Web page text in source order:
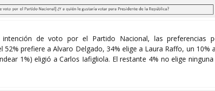
de voto por el Partido Nacional, las preferencias
prefiere a Alvaro Delgado, 34% elige a Laura Raffo, un 10%
1%) eligió a Carlos Iafigliola. El restante 4% no elige ninguna